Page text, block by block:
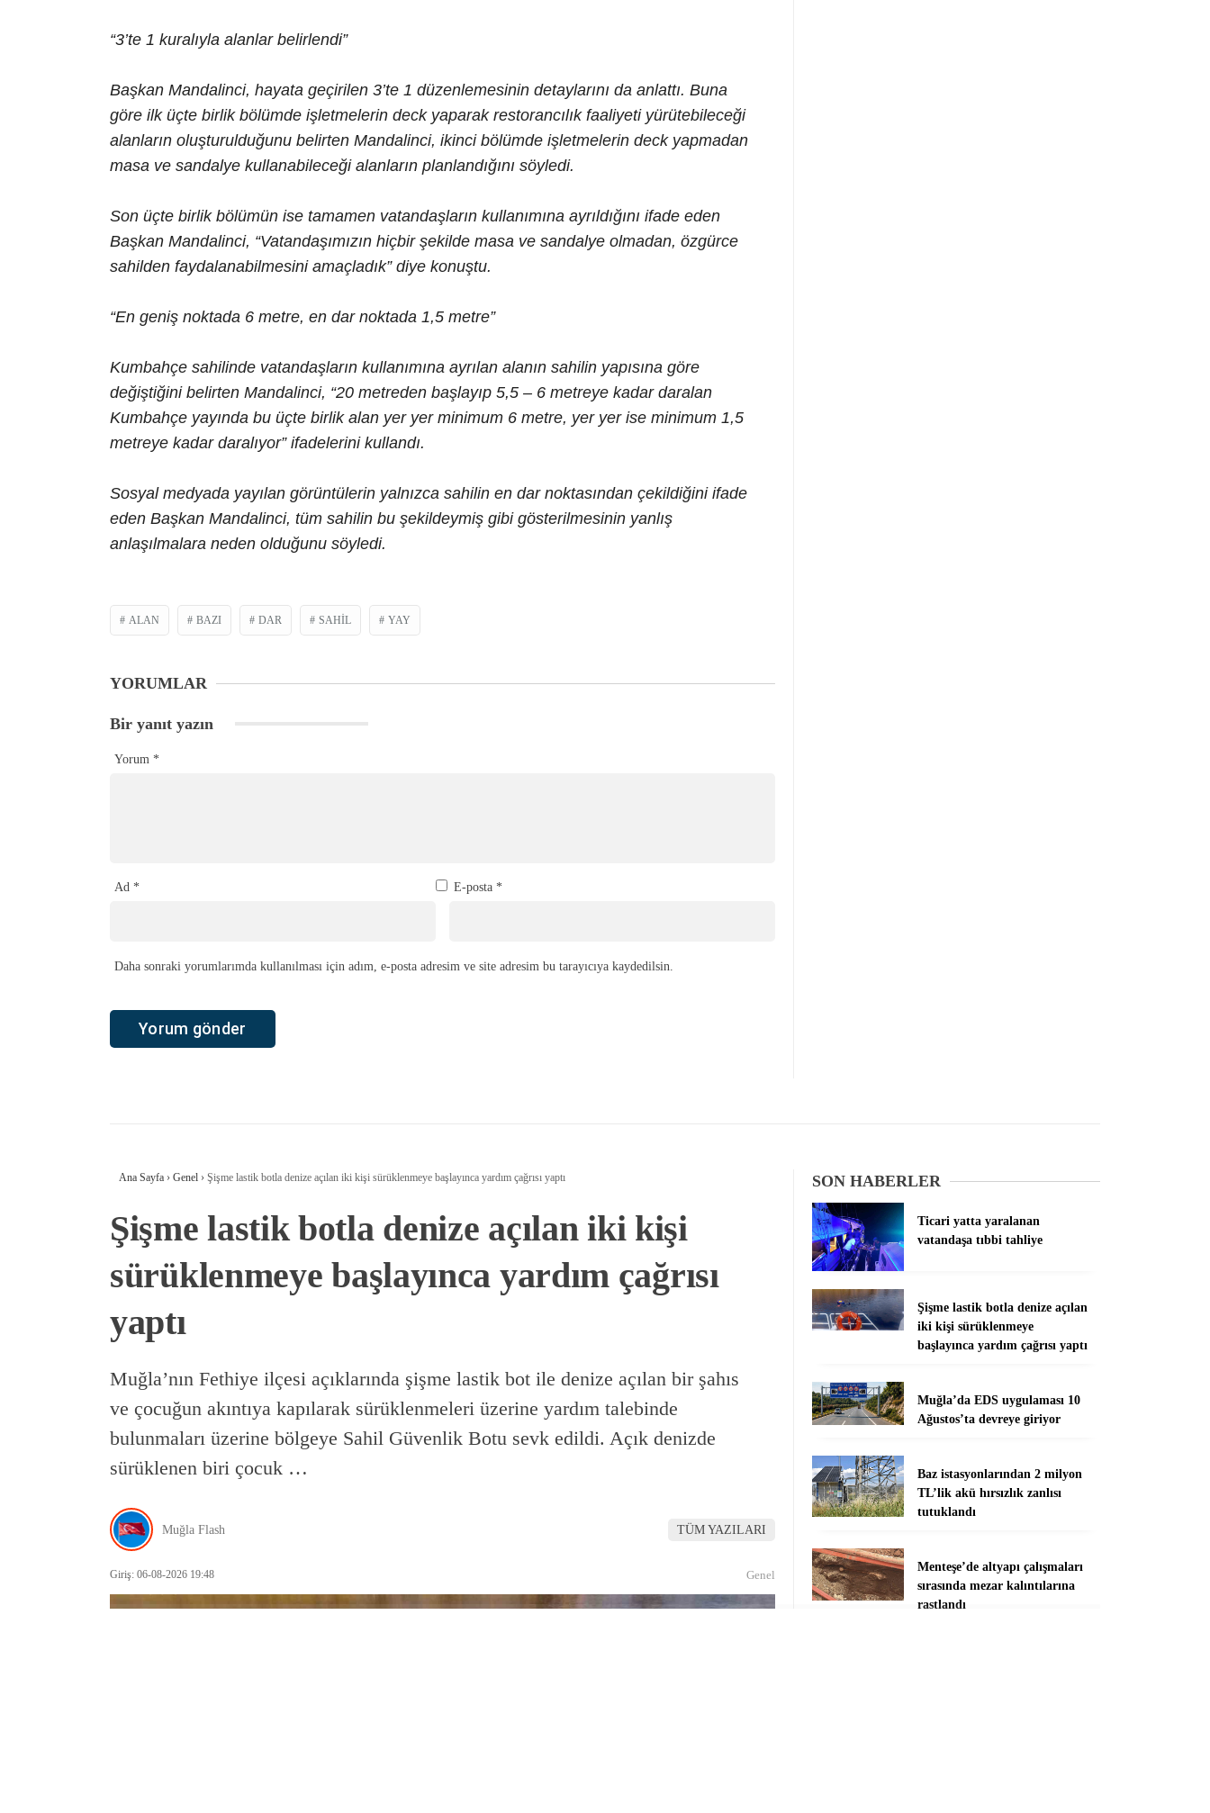
“3’te 1 kuralıyla alanlar belirlendi”
Başkan Mandalinci, hayata geçirilen 3’te 1 düzenlemesinin detaylarını da anlattı. Buna
göre ilk üçte birlik bölümde işletmelerin deck yaparak restorancılık faaliyeti yürütebileceği
alanların oluşturulduğunu belirten Mandalinci, ikinci bölümde işletmelerin deck yapmadan
masa ve sandalye kullanabileceği alanların planlandığını söyledi.
Son üçte birlik bölümün ise tamamen vatandaşların kullanımına ayrıldığını ifade eden
Başkan Mandalinci, “Vatandaşımızın hiçbir şekilde masa ve sandalye olmadan, özgürce
sahilden faydalanabilmesini amaçladık” diye konuştu.
“En geniş noktada 6 metre, en dar noktada 1,5 metre”
Kumbahçe sahilinde vatandaşların kullanımına ayrılan alanın sahilin yapısına göre
değiştiğini belirten Mandalinci, “20 metreden başlayıp 5,5 – 6 metreye kadar daralan
Kumbahçe yayında bu üçte birlik alan yer yer minimum 6 metre, yer yer ise minimum 1,5
metreye kadar daralıyor” ifadelerini kullandı.
Sosyal medyada yayılan görüntülerin yalnızca sahilin en dar noktasından çekildiğini ifade
eden Başkan Mandalinci, tüm sahilin bu şekildeymiş gibi gösterilmesinin yanlış
anlaşılmalara neden olduğunu söyledi.
ALAN BAZI DAR SAHIL YAY
YORUMLAR
Bir yanıt yazın
Yorum *
Ad * E-posta *
Daha sonraki yorumlarımda kullanılması için adım, e-posta adresim ve site adresim bu tarayıcıya kaydedilsin.
Ana Sayfa › Genel › Şişme lastik botla denize açılan iki kişi sürüklenmeye başlayınca yardım çağrısı yaptı
Şişme lastik botla denize açılan iki kişi
sürüklenmeye başlayınca yardım çağrısı
yaptı
Muğla’nın Fethiye ilçesi açıklarında şişme lastik bot ile denize açılan bir şahıs
ve çocuğun akıntıya kapılarak sürüklenmeleri üzerine yardım talebinde
bulunmaları üzerine bölgeye Sahil Güvenlik Botu sevk edildi. Açık denizde
sürüklenen biri çocuk …
Muğla Flash TÜM YAZILARI
Giriş: 06-08-2026 19:48 Genel
SON HABERLER
Ticari yatta yaralanan
vatandaşa tıbbi tahliye
Şişme lastik botla denize açılan
iki kişi sürüklenmeye
başlayınca yardım çağrısı yaptı
Muğla’da EDS uygulaması 10
Ağustos’ta devreye giriyor
Baz istasyonlarından 2 milyon
TL’lik akü hırsızlık zanlısı
tutuklandı
Menteşe’de altyapı çalışmaları
sırasında mezar kalıntılarına
rastlandı